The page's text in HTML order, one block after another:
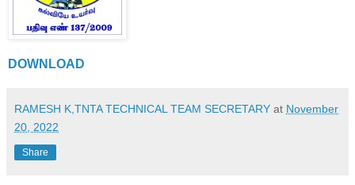
DOWNLOAD
RAMESH K,TNTA TECHNICAL TEAM SECRETARY at November
20, 2022
Share